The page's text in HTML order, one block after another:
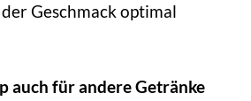
Geschmack optimal
auch für andere Getränke